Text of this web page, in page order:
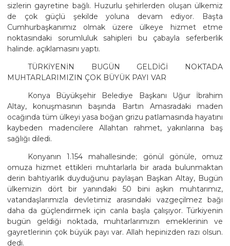
sizlerin gayretine bağlı. Huzurlu şehirlerden oluşan ülkemiz
de çok güçlü şekilde yoluna devam ediyor. Başta
Cumhurbaşkanımız olmak üzere ülkeye hizmet etme
noktasındaki sorumluluk sahipleri bu çabayla seferberlik
halinde. açıklamasını yaptı.
TÜRKİYENİN BUGÜN GELDİĞİ NOKTADA
MUHTARLARIMIZIN ÇOK BÜYÜK PAYI VAR
Konya Büyükşehir Belediye Başkanı Uğur İbrahim
Altay, konuşmasının başında Bartın Amasradaki maden
ocağında tüm ülkeyi yasa boğan grizu patlamasında hayatını
kaybeden madencilere Allahtan rahmet, yakınlarına baş
sağlığı diledi.
Konyanın 1.154 mahallesinde; gönül gönüle, omuz
omuza hizmet ettikleri muhtarlarla bir arada bulunmaktan
derin bahtiyarlık duyduğunu paylaşan Başkan Altay, Bugün
ülkemizin dört bir yanındaki 50 bini aşkın muhtarımız,
vatandaşlarımızla devletimiz arasındaki vazgeçilmez bağı
daha da güçlendirmek için canla başla çalışıyor. Türkiyenin
bugün geldiği noktada, muhtarlarımızın emeklerinin ve
gayretlerinin çok büyük payı var. Allah hepinizden razı olsun.
dedi.